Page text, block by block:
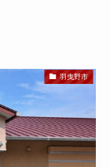
羽曳野市